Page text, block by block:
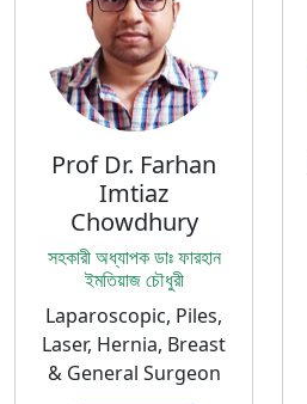
Prof Dr. Farhan
Imtiaz
Chowdhury
সহকারী অধ্যাপক ডাঃ ফারহান
ইমতিয়াজ চৌধুরী
Laparoscopic, Piles,
Laser, Hernia, Breast
& General Surgeon